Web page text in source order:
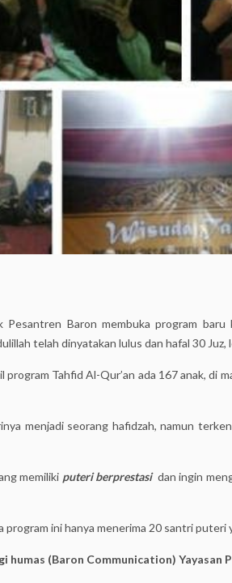
Pesantren Baron membuka program
telah dinyatakan lulus dan hafal 30
program Tahfid Al-Qur’an ada 167 anak,
menjadi seorang hafidzah, namun
memiliki puteri berprestasidan ingin
ini hanya menerima 20 santri puteri
humas (Baron Communication) Yayasan